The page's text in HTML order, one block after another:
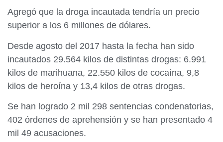
Agregó que la droga incautada tendría un precio
superior a los 6 millones de dólares.
Desde agosto del 2017 hasta la fecha han sido
incautados 29.564 kilos de distintas drogas: 6.991
kilos de marihuana, 22.550 kilos de cocaína, 9,8
kilos de heroína y 13,4 kilos de otras drogas.
Se han logrado 2 mil 298 sentencias condenatorias,
402 órdenes de aprehensión y se han presentado 4
mil 49 acusaciones.